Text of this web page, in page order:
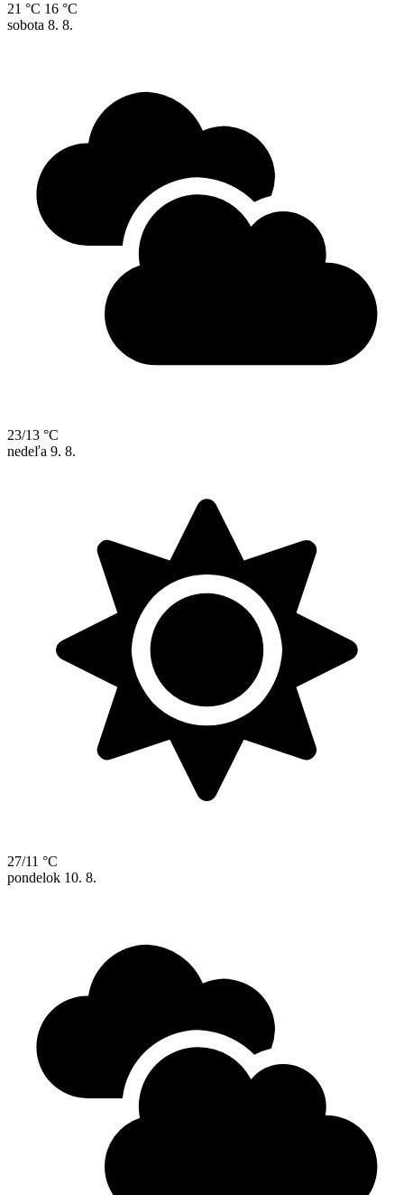
21 °C 16 °C
sobota 8. 8.
23/13 °C
nedeľa 9. 8.
27/11 °C
pondelok 10. 8.